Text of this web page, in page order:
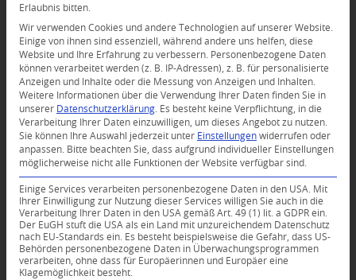
0
Erlaubnis bitten.
Wir verwenden Cookies und andere Technologien auf unserer Website.
Einige von ihnen sind essenziell, während andere uns helfen, diese
Website und Ihre Erfahrung zu verbessern.
Personenbezogene Daten
können verarbeitet werden (z. B. IP-Adressen), z. B. für personalisierte
Anzeigen und Inhalte oder die Messung von Anzeigen und Inhalten.
Weitere Informationen über die Verwendung Ihrer Daten finden Sie in
unserer Datenschutzerklärung
Es besteht keine Verpflichtung, in die
Verarbeitung Ihrer Daten einzuwilligen, um dieses Angebot zu nutzen.
Sie können Ihre Auswahl jederzeit unter Einstellungen widerrufen oder
anpassen.
Bitte beachten Sie, dass aufgrund individueller Einstellungen
möglicherweise nicht alle Funktionen der Website verfügbar sind.
Einige Services verarbeiten personenbezogene Daten in den USA. Mit
Ihrer Einwilligung zur Nutzung dieser Services willigen Sie auch in die
Verarbeitung Ihrer Daten in den USA gemäß Art. 49 (1) lit. a GDPR ein.
Der EuGH stuft die USA als ein Land mit unzureichendem Datenschutz
nach EU-Standards ein. Es besteht beispielsweise die Gefahr, dass US-
Behörden personenbezogene Daten in Überwachungsprogrammen
verarbeiten, ohne dass für Europäerinnen und Europäer eine
Klagemöglichkeit besteht.